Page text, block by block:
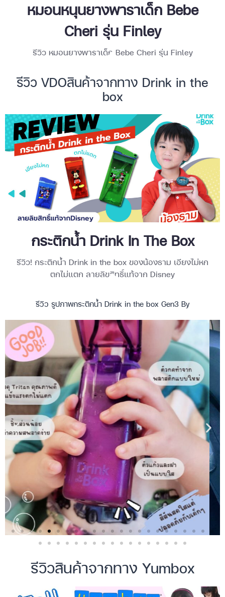
หมอนหนุนยางพาราเด็ก Bebe
Cheri รุ่น Finley
รีวิว หมอนยางพาราเด็ก Bebe Cheri รุ่น Finley
รีวิว VDOสินค้าจากทาง Drink in the
box
กระติกน้ำ Drink In The Box
รีวิว! กระติกน้ำ Drink in the box ของน้องธาม เอียงไม่หก
ตกไม่แตก ลายลิขสิทธิ์แท้จาก Disney
รีวิว รูปภาพกระติกน้ำ Drink in the box Gen3 By
รีวิวสินค้าจากทาง Yumbox